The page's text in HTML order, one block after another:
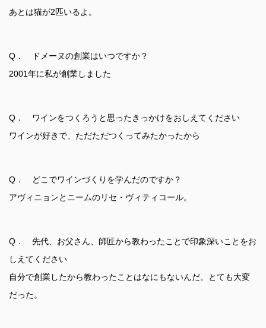
あとは猫が2匹いるよ。
Q． ドメーヌの創業はいつですか？
2001年に私が創業しました
Q． ワインをつくろうと思ったきっかけをおしえてください
ワインが好きで、ただただつくってみたかったから
Q． どこでワインづくりを学んだのですか？
アヴィニョンとニームのリセ・ヴィティコール。
Q． 先代、お父さん、師匠から教わったことで印象深いことをお
しえてください
自分で創業したから教わったことはなにもないんだ。とても大変
だった。